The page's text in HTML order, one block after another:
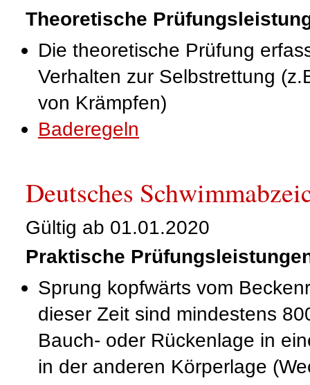
Theoretische
Die theoretische Prüfung
Verhalten zur Selbstrettung
von Krämpfen)
Baderegeln
Deutsches
Gültig ab 01.01.2020
Praktische
Sprung kopfwärts vom
dieser Zeit sind mindestens
Bauch- oder Rückenlage in
in der anderen Körperlage